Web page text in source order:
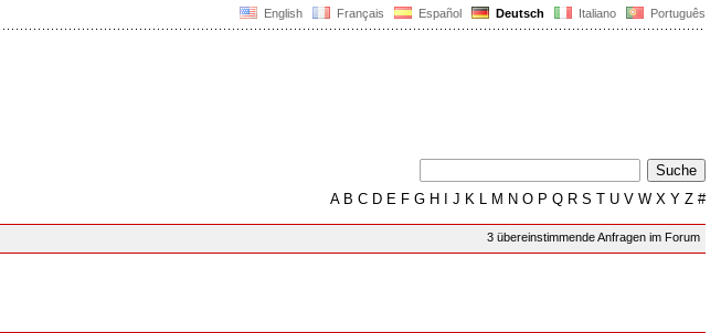
English Français Español Deutsch Italiano Português
AB C D E F G H J K L M N O P Q R S T U V W X Y Z #
3 übereinstimmende Anfragen im Forum